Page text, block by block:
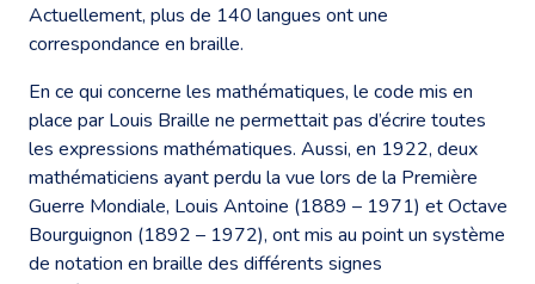
Actuellement, plus de 140 langues ont une
correspondance en braille.
En ce qui concerne les mathématiques, le code mis en
place par Louis Braille ne permettait pas d’écrire toutes
les expressions mathématiques. Aussi, en 1922, deux
mathématiciens ayant perdu la vue lors de la Première
Guerre Mondiale, Louis Antoine (1889 – 1971) et Octave
Bourguignon (1892 – 1972), ont mis au point un système
de notation en braille des différents signes